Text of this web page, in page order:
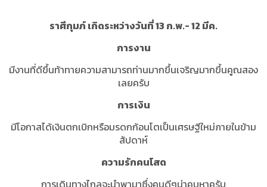
ราศีกุมภ์ เกิดระหว่างวันที่ 13 ก.พ.- 12 มีค.
การงาน
มีงานที่ดีขึ้นท้าทายความสามารถท่านมากขึ้นเจริญมากขึ้นคูณสอง
เลยครับ
การเงิน
มีโอกาสได้เงินตกเบิกหรือมรดกก้อนโตเป็นเศรษฐีใหม่ภายในข้าม
สัปดาห์
ความรักคนโสด
การเดินทางไกลจะนำพามาซึ่งคนดีๆน่าคบหาครับ